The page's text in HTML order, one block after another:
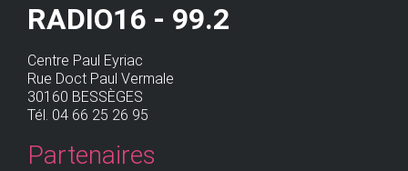
RADIO16 - 99.2
Centre Paul Eyriac
Rue Doct Paul Vermale
30160 BESSÈGES
Tél. 04 66 25 26 95
Partenaires